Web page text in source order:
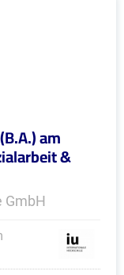
am
&
GmbH